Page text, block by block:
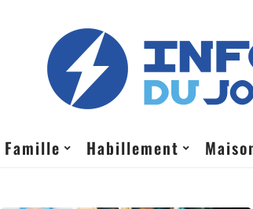
Famille Habillement